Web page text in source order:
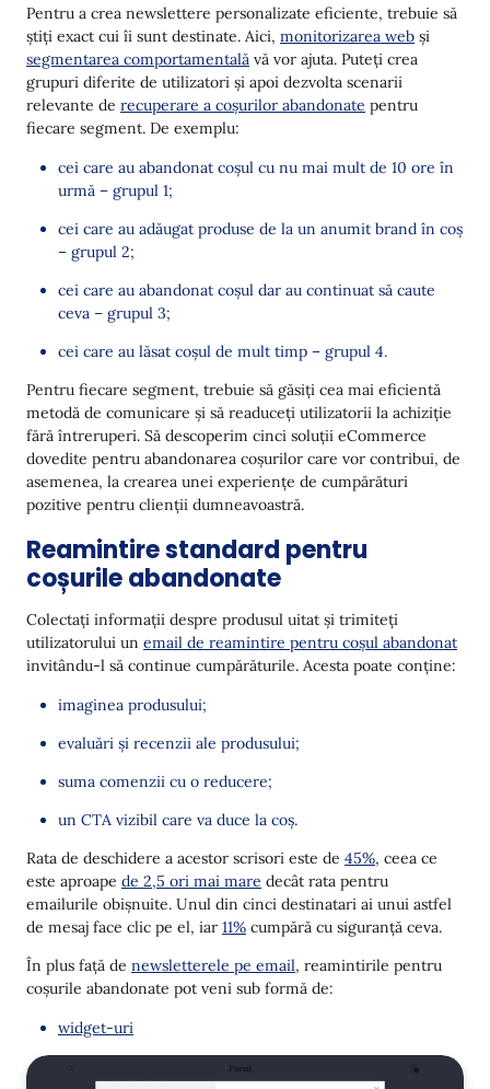
Pentru a crea newslettere personalizate eficiente, trebuie să
știți exact cui îi sunt destinate. Aici, monitorizarea web și
segmentarea comportamentală vă vor ajuta. Puteți crea
grupuri diferite de utilizatori și apoi dezvolta scenarii
relevante de recuperare a coșurilor abandonate pentru
fiecare segment. De exemplu:
cei care au abandonat coșul cu nu mai mult de 10 ore în
urmă – grupul 1;
cei care au adăugat produse de la un anumit brand în coș
– grupul 2;
cei care au abandonat coșul dar au continuat să caute
ceva – grupul 3;
cei care au lăsat coșul de mult timp – grupul 4.
Pentru fiecare segment, trebuie să găsiți cea mai eficientă
metodă de comunicare și să readuceți utilizatorii la achiziție
fără întreruperi. Să descoperim cinci soluții eCommerce
dovedite pentru abandonarea coșurilor care vor contribui, de
asemenea, la crearea unei experiențe de cumpărături
pozitive pentru clienții dumneavoastră.
Reamintire standard pentru
coșurile abandonate
Colectați informații despre produsul uitat și trimiteți
utilizatorului un email de reamintire pentru coșul abandonat
invitându-l să continue cumpărăturile. Acesta poate conține:
imaginea produsului;
evaluări și recenzii ale produsului;
suma comenzii cu o reducere;
un CTA vizibil care va duce la coș.
Rata de deschidere a acestor scrisori este de 45%, ceea ce
este aproape de 2,5 ori mai mare decât rata pentru
emailurile obișnuite. Unul din cinci destinatari ai unui astfel
de mesaj face clic pe el, iar 11% cumpără cu siguranță ceva.
În plus față de newsletterele pe email, reamintirile pentru
coșurile abandonate pot veni sub formă de:
widget-uri